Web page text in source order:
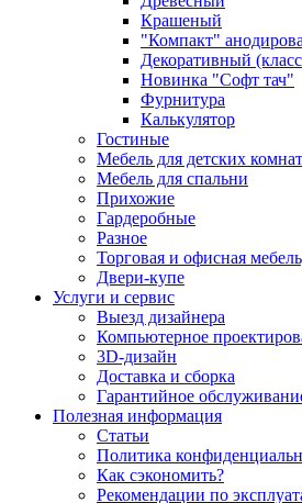
Крашеный
"Компакт"
Декоративный
Новинка "Софт тач"
Фурнитура
Калькулятор
Гостиные
Мебель для детских комнат
Мебель для спальни
Прихожие
Гардеробные
Разное
Торговая и офисная
Двери-купе
Услуги и сервис
Выезд дизайнера
Компьютерное
3D-дизайн
Доставка и сборка
Гарантийное
Полезная информация
Статьи
Политика
Как сэкономить?
Рекомендации по